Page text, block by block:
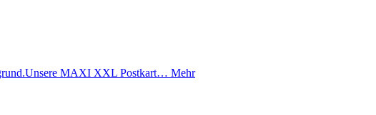
MAXI XXL Postkart… Mehr